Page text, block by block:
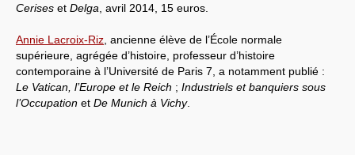
Cerises et Delga , avril 2014, 15 euros.
Annie Lacroix-Riz , ancienne élève de l’École normale
supérieure, agrégée d’histoire, professeur d’histoire
contemporaine à l’Université de Paris 7, a notamment publié :
Le Vatican, l’Europe et le Reich ; Industriels et banquiers sous
l’Occupation et De Munich à Vichy.